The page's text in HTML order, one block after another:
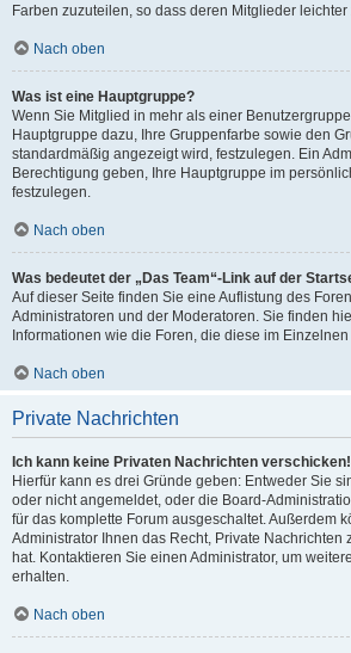
Farben zuzuteilen, so dass deren Mitglieder
Nach oben
Was ist eine Hauptgruppe?
Wenn Sie Mitglied in mehr als einer
Hauptgruppe dazu, Ihre Gruppenfarbe sowie den
standardmäßig angezeigt wird, festzulegen. Ein
Berechtigung geben, Ihre Hauptgruppe im
festzulegen.
Nach oben
Was bedeutet der „Das Team“-Link auf der
Auf dieser Seite finden Sie eine Auflistung des
Administratoren und der Moderatoren. Sie finden
Informationen wie die Foren, die diese im
Nach oben
Private Nachrichten
Ich kann keine Privaten Nachrichten verschicken!
Hierfür kann es drei Gründe geben: Entweder Sie
oder nicht angemeldet, oder die Board-
für das komplette Forum ausgeschaltet. Außerdem
Administrator Ihnen das Recht, Private Nachrichten
hat. Kontaktieren Sie einen Administrator, um
erhalten.
Nach oben